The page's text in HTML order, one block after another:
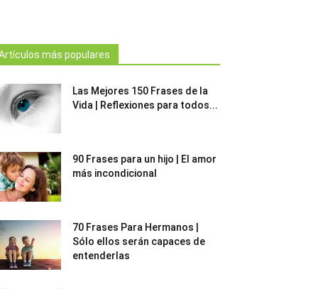
más populares
Las Mejores 150 Frases de la
Vida | Reflexiones para todos...
90 Frases para un hijo | El amor
más incondicional
70 Frases Para Hermanos |
Sólo ellos serán capaces de
entenderlas